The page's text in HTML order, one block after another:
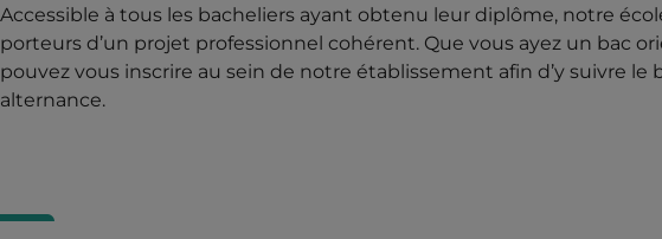
Accessible à tous les bacheliers ayant obtenu leur diplôme, notre
porteurs d’un projet professionnel cohérent. Que vous ayez un bac
pouvez vous inscrire au sein de notre établissement afin d’y suivre
alternance.